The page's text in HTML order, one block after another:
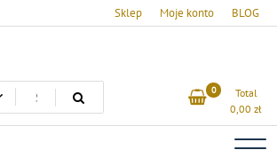
Sklep Moje konto BLOG
0
Total
0,00 zł